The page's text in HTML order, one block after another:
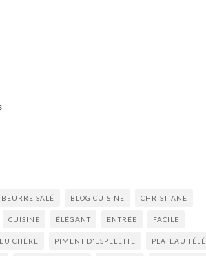
BEURRE SALÉ BLOG CUISINE CHRISTIANE
CUISINE ÉLÉGANT ENTRÉE FACILE
CHÈRE PIMENT D'ESPELETTE PLATEAU TÉLÉ